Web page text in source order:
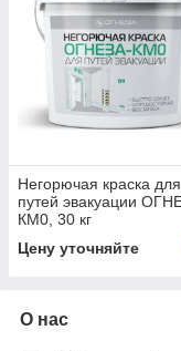
Негорючая краска для
путей эвакуации
КМ0, 30 кг
Цену уточняйте
О нас